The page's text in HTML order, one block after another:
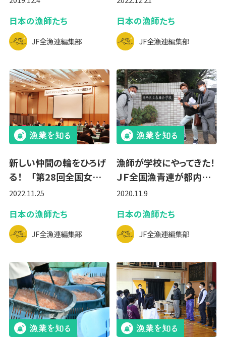
日本の漁師たち
JF全漁連編集部
日本の漁師たち
JF全漁連編集部
新しい仲間の輪をひろげ
る！ 「第28回全国女…
2022.11.25
日本の漁師たち
JF全漁連編集部
漁師が学校にやってきた！
ＪＦ全国漁青連が都内…
2020.11.9
日本の漁師たち
JF全漁連編集部